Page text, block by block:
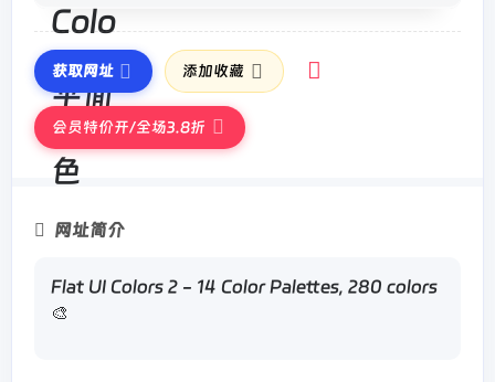
获取网址 添加收藏
会员特价开/全场3.8折
网址简介
Flat UI Colors 2 - 14 Color Palettes, 280 colors
🎨